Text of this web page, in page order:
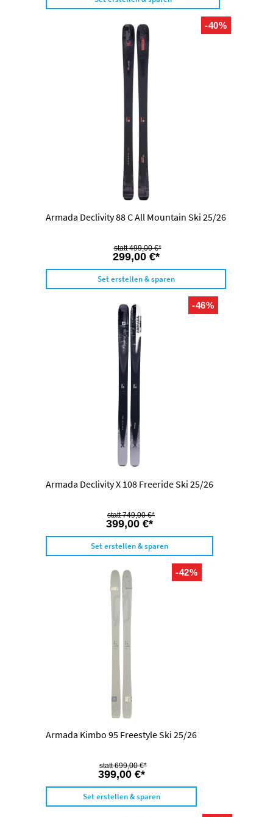
-40%
Armada Declivity 88 C All Mountain Ski 25/26
299,00 €*
499,00 €*
Set erstellen & sparen
-46%
Armada Declivity X 108 Freeride Ski 25/26
399,00 €*
749,00 €*
Set erstellen & sparen
-42%
Armada Kimbo 95 Freestyle Ski 25/26
399,00 €*
699,00 €*
Set erstellen & sparen